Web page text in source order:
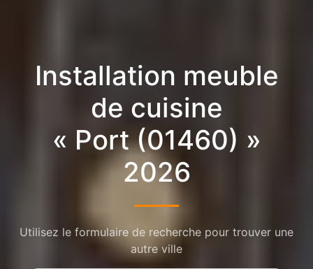
Installation meuble
de cuisine
« Port (01460) »
2026
Utilisez le formulaire de recherche pour trouver une
autre ville